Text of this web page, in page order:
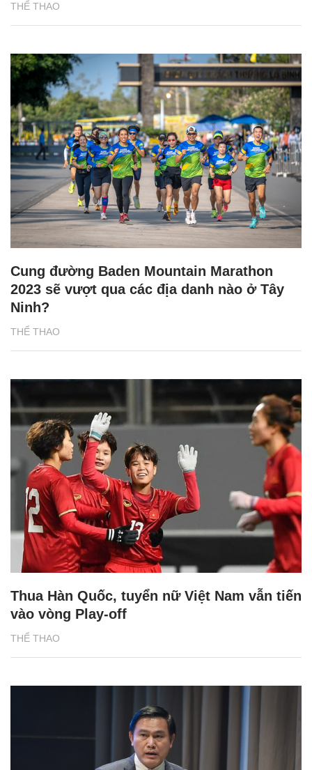
THỂ THAO
THỂ THAO
Cung đường Baden Mountain Marathon
2023 sẽ vượt qua các địa danh nào ở Tây
Ninh?
THỂ THAO
Thua Hàn Quốc, tuyển nữ Việt Nam vẫn tiến
vào vòng Play-off